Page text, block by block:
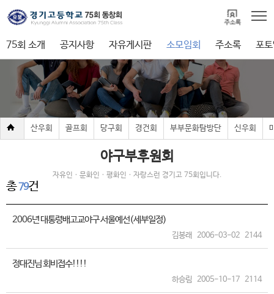
75회 소개 공지사항 자유게시판 소모임회 주소록 포
산우회 골프회 당구회 경건회 부부문화탐방단 신우회
야구부후원회
자유인ㆍ문화인ㆍ평화인ㆍ자랑스런 경기고 75회입니다.
총79건
2006년 대통령배고교야구 서울예선(세부일정)
김봉래 2006-03-02 2144
정대진님 회비접수!!!!
하승림 2005-10-17 2114